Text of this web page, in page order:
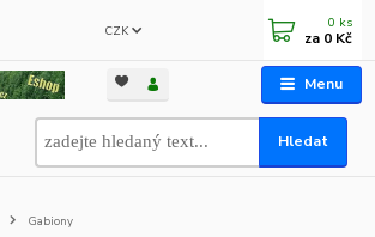
Menu
CZK
Hledat
0 ks
za 0 Kč
Gabiony